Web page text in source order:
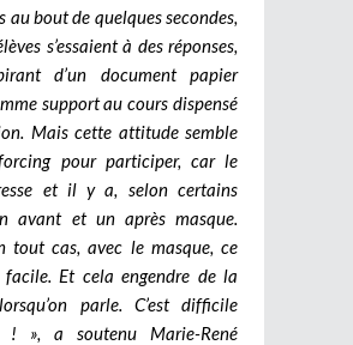
au bout de quelques secondes,
s’essaient à des réponses,
d’un document papier
support au cours dispensé
Mais cette attitude semble
pour participer, car le
et il y a, selon certains
avant et un après masque.
tout cas, avec le masque, ce
facile. Et cela engendre de la
parle. C’est difficile
! », a soutenu Marie-René